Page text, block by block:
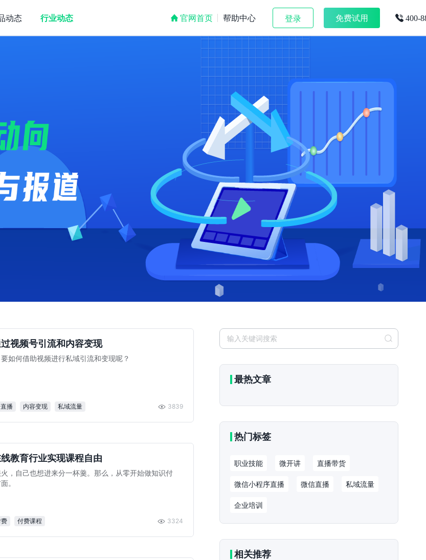
动态 行业动态 官网首页 帮助中心 登录 免费试用 400-
视频号引流和内容变现
如何借助视频进行私域引流和变现呢？
播 内容变现 私域流量 3839
教育行业实现课程自由
，自己也想进来分一杯羹。那么，从零开始做知识付
。
付费课程 3324
最热文章
热门标签
职业技能 微开讲 直播带货
微信小程序直播 微信直播 私域流量
企业培训
相关推荐